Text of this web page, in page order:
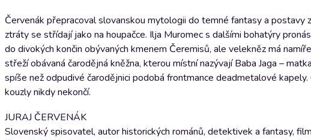
Červenák přepracoval slovanskou mytologii do temné fantasy a postavy
ztráty se střídají jako na houpačce. Ilja Muromec s dalšími bohatýry
do divokých končin obývaných kmenem Čeremisů, ale velekněz má
střeží obávaná čarodějná kněžna, kterou místní nazývají Baba Jaga –
spíše než odpudivé čarodějnici podobá frontmance deadmetalové
kouzly nikdy nekončí.
JURAJ ČERVENÁK
Slovenský spisovatel, autor historických románů, detektivek a fantasy,